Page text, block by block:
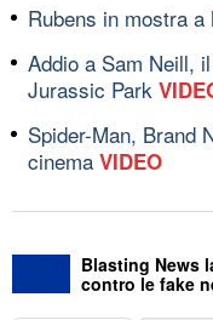
Rubens in mostra
Addio a Sam Neill,
Jurassic Park
Spider-Man, Brand
cinema VIDEO
Blasting News
contro le fake